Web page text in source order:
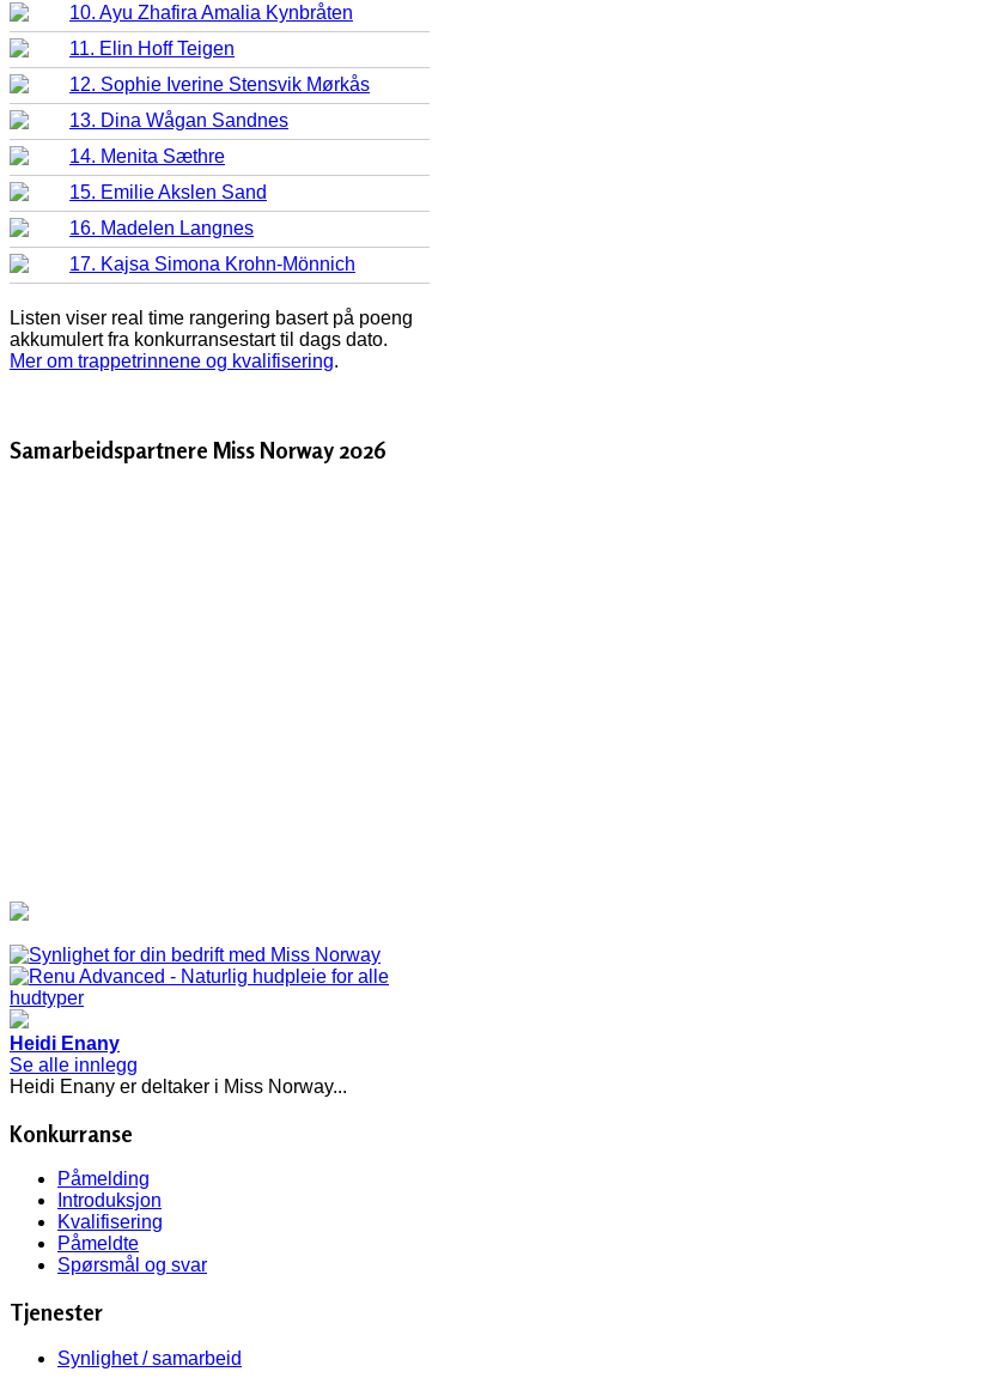
10. Ayu Zhafira Amalia Kynbråten
11. Elin Hoff Teigen
12. Sophie Iverine Stensvik Mørkås
13. Dina Wågan Sandnes
14. Menita Sæthre
15. Emilie Akslen Sand
16. Madelen Langnes
17. Kajsa Simona Krohn-Mönnich
Listen viser real time rangering basert på poeng
akkumulert fra konkurransestart til dags dato.
Mer om trappetrinnene og kvalifisering.
Samarbeidspartnere Miss Norway 2026
Heidi Enany
Se alle innlegg
Heidi Enany er deltaker i Miss Norway...
Konkurranse
Påmelding
Introduksjon
Kvalifisering
Påmeldte
Spørsmål og svar
Tjenester
Synlighet / samarbeid